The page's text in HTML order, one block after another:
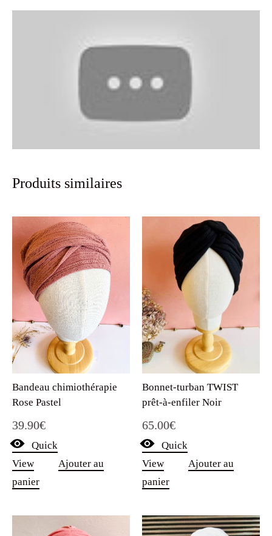
Produits similaires
Bandeau chimiothérapie
Rose Pastel
39.90€
Quick
View
Ajouter au
panier
Bonnet-turban TWIST
prêt-à-enfiler Noir
65.00€
Quick
View
Ajouter au
panier